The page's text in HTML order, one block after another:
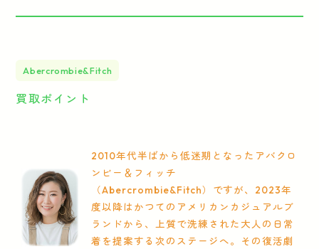
Abercrombie&Fitch
買取ポイント
2010年代半ばから低迷期となったアバクロ
ンビー＆フィッチ
（Abercrombie&Fitch）ですが、2023年
度以降はかつてのアメリカンカジュアルブ
ランドから、上質で洗練された大人の日常
着を提案する次のステージへ。その復活劇